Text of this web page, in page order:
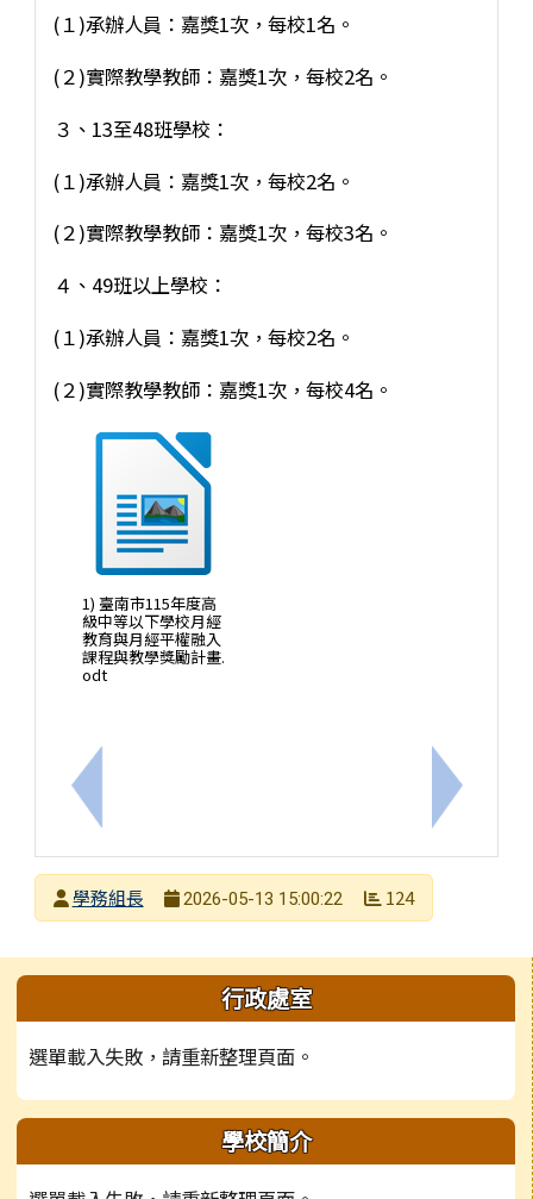
上一筆：國立彰化師範大學推廣教育「精緻Moocs-
(１)承辦人員：嘉獎1次，每校1名。
(２)實際教學教師：嘉獎1次，每校2名。
３、13至48班學校：
(１)承辦人員：嘉獎1次，每校2名。
(２)實際教學教師：嘉獎1次，每校3名。
４、49班以上學校：
(１)承辦人員：嘉獎1次，每校2名。
(２)實際教學教師：嘉獎1次，每校4名。
1) 臺南市115年度高
級中等以下學校月經
教育與月經平權融入
課程與教學獎勵計畫.
odt
下一筆：
發布者
學務組長
2026-05-13 15:00:22 124
左邊區域內容 行政處室
選單載入失敗，請重新整理頁面。
學校簡介